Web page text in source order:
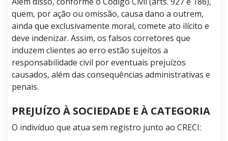
quem, por ação ou omissão, causa dano a outrem,
ainda que exclusivamente moral, comete ato ilícito e
deve indenizar. Assim, os falsos corretores que
induzem clientes ao erro estão sujeitos a
responsabilidade civil por eventuais prejuízos
causados, além das consequências administrativas e
penais.
PREJUÍZO À SOCIEDADE E À CATEGORIA
O indivíduo que atua sem registro junto ao CRECI: